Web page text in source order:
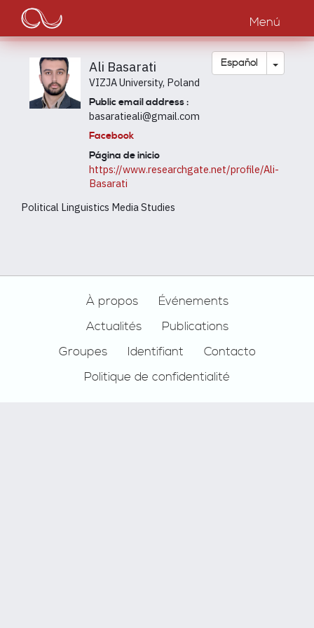
Pasar
contenido
principal
Main
navigation
Menú
Español Toggle
Ali Basarati
VIZJA University, Poland
Public email address :
basaratieali@gmail.com
Facebook
Página de inicio
https://www.researchgate.net/profile/Ali-
Basarati
Political Linguistics Media Studies
À propos
Événements
Actualités
Publications
Groupes
Identifiant
Contacto
Politique de confidentialité